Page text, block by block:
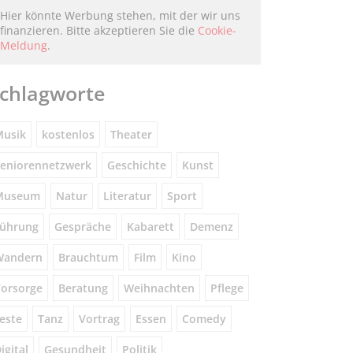
Hier könnte Werbung stehen, mit der wir uns
finanzieren. Bitte akzeptieren Sie die Cookie-
Meldung.
kostenlos Theater
Geschichte Kunst
Natur Literatur Sport
Gespräche Kabarett Demenz
Brauchtum Film Kino
Beratung Weihnachten Pflege
Tanz Vortrag Essen Comedy
Gesundheit Politik